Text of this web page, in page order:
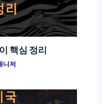
핵심 정리
니저